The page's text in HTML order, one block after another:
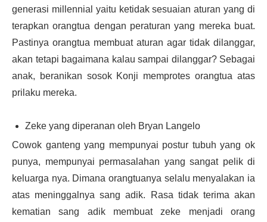
generasi millennial yaitu ketidak sesuaian aturan yang di
terapkan orangtua dengan peraturan yang mereka buat.
Pastinya orangtua membuat aturan agar tidak dilanggar,
akan tetapi bagaimana kalau sampai dilanggar? Sebagai
anak, beranikan sosok Konji memprotes orangtua atas
prilaku mereka.
Zeke yang diperanan oleh Bryan Langelo
Cowok ganteng yang mempunyai postur tubuh yang ok
punya, mempunyai permasalahan yang sangat pelik di
keluarga nya. Dimana orangtuanya selalu menyalakan ia
atas meninggalnya sang adik. Rasa tidak terima akan
kematian sang adik membuat zeke menjadi orang